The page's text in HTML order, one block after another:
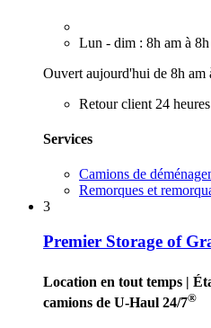
Lun - dim : 8h am à
Ouvert aujourd'hui de 8h am
Retour client 24 heures
Services
Camions de
Remorques et
3
Premier Storage of
Location en tout temps |
camions de U-Haul 24/7®